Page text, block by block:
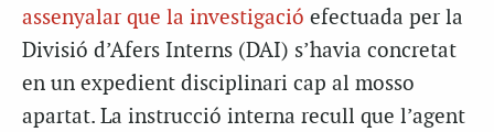
assenyalar que la investigació efectuada per la
Divisió d’Afers Interns (DAI) s’havia concretat
en un expedient disciplinari cap al mosso
apartat. La instrucció interna recull que l’agent